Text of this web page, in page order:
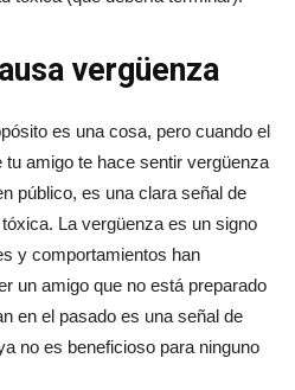
vergüenza
es una cosa, pero cuando el
amigo te hace sentir vergüenza
público, es una clara señal de
La vergüenza es un signo
y comportamientos han
un amigo que no está preparado
en el pasado es una señal de
no es beneficioso para ninguno